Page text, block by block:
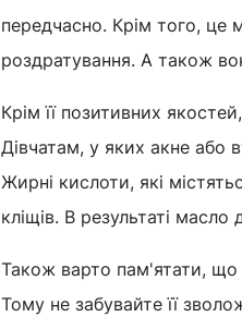
передчасно. Крім того, це
роздратування. А також
Крім її позитивних
Дівчатам, у яких акне або
Жирні кислоти, які
кліщів. В результаті
Також варто пам'ятати, що
Тому не забувайте її